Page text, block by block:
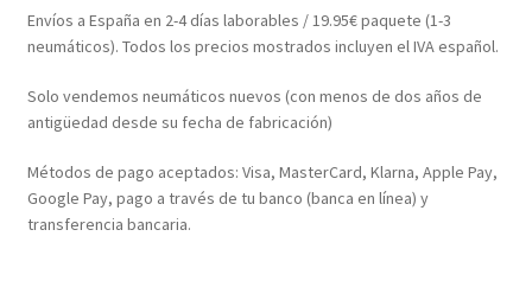
Envíos a España en 2-4 días laborables / 19.95€ paquete (1-3
neumáticos). Todos los precios mostrados incluyen el IVA español.
Solo vendemos neumáticos nuevos (con menos de dos años de
antigüedad desde su fecha de fabricación)
Métodos de pago aceptados: Visa, MasterCard, Klarna, Apple Pay,
Google Pay, pago a través de tu banco (banca en línea) y
transferencia bancaria.